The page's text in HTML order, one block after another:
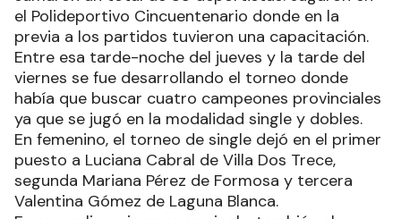
el Polideportivo Cincuentenario donde en la
previa a los partidos tuvieron una capacitación.
Entre esa tarde-noche del jueves y la tarde del
viernes se fue desarrollando el torneo donde
había que buscar cuatro campeones provinciales
ya que se jugó en la modalidad single y dobles.
En femenino, el torneo de single dejó en el primer
puesto a Luciana Cabral de Villa Dos Trece,
segunda Mariana Pérez de Formosa y tercera
Valentina Gómez de Laguna Blanca.